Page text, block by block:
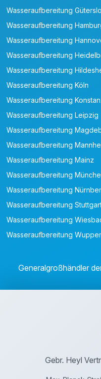
Wasseraufbereitung
Wasseraufbereitung
Wasseraufbereitung
Wasseraufbereitung
Wasseraufbereitung
Wasseraufbereitung Köln
Wasseraufbereitung
Wasseraufbereitung Leipzig
Wasseraufbereitung
Wasseraufbereitung
Wasseraufbereitung Mainz
Wasseraufbereitung
Wasseraufbereitung
Wasseraufbereitung
Wasseraufbereitung
Wasseraufbereitung
Generalgroßhändler
Gebr. Heyl